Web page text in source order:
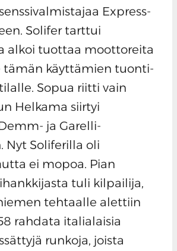
Express-
Solifer tarttui
alkoi tuottaa moottoreita
tämän käyttämien tuonti-
Sopua riitti vain
Helkama siirtyi
ja Garelli-
Nyt Soliferilla oli
ei mopoa. Pian
tuli kilpailija,
tehtaalle alettiin
rahdata italialaisia
runkoja, joista